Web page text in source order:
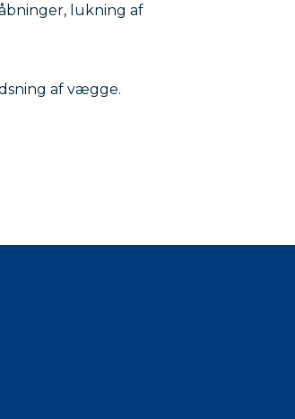
lukning af
af vægge.